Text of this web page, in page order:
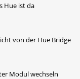
Hue ist da
von der Hue Bridge
Modul wechseln